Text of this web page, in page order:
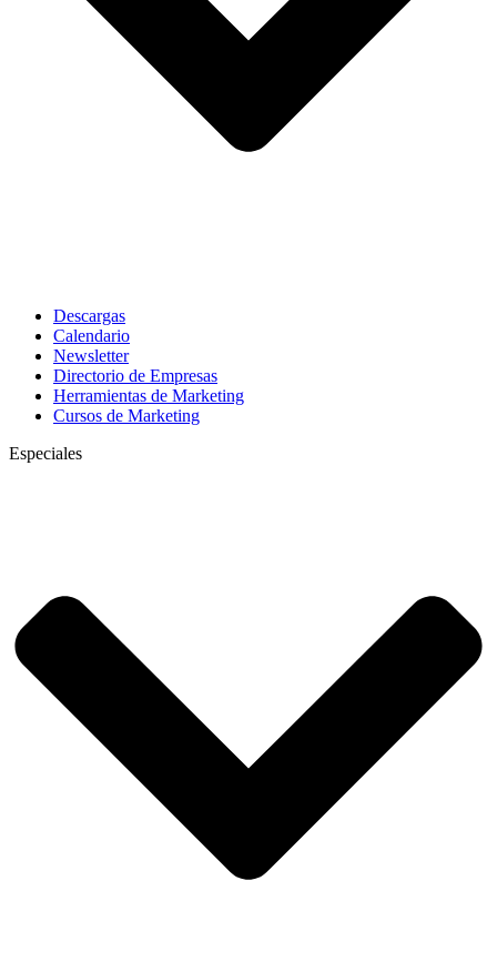
Descargas
Calendario
Newsletter
Directorio de Empresas
Herramientas de Marketing
Cursos de Marketing
Especiales